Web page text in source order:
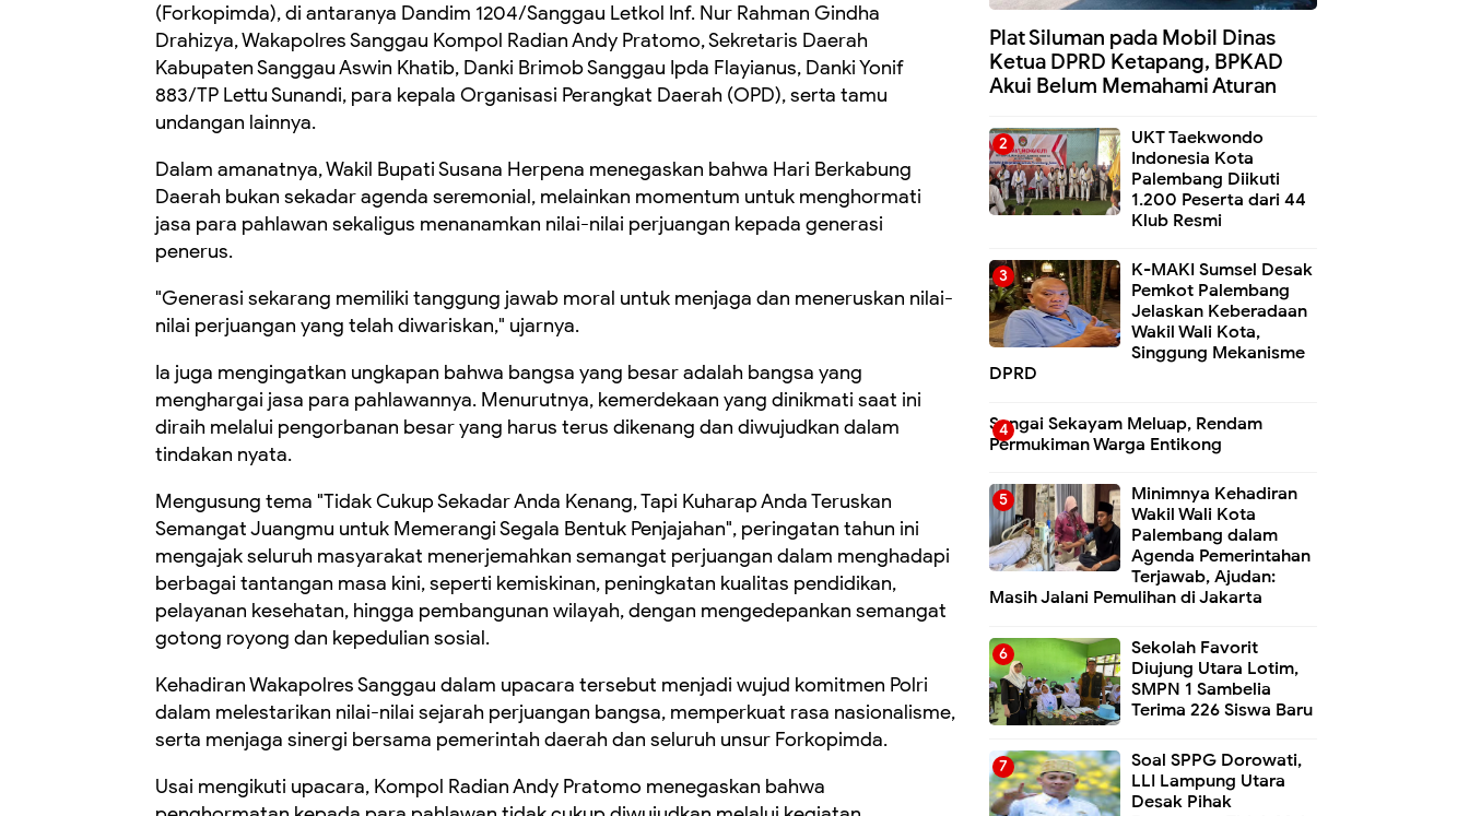
(Forkopimda), di antaranya Dandim 1204/Sanggau Letkol Inf. Nur Rahman Gindha
Drahizya, Wakapolres Sanggau Kompol Radian Andy Pratomo, Sekretaris Daerah
Kabupaten Sanggau Aswin Khatib, Danki Brimob Sanggau Ipda Flayianus, Danki Yonif
883/TP Lettu Sunandi, para kepala Organisasi Perangkat Daerah (OPD), serta tamu
undangan lainnya.
Dalam amanatnya, Wakil Bupati Susana Herpena menegaskan bahwa Hari Berkabung
Daerah bukan sekadar agenda seremonial, melainkan momentum untuk menghormati
jasa para pahlawan sekaligus menanamkan nilai-nilai perjuangan kepada generasi
penerus.
"Generasi sekarang memiliki tanggung jawab moral untuk menjaga dan meneruskan nilai-
nilai perjuangan yang telah diwariskan," ujarnya.
Ia juga mengingatkan ungkapan bahwa bangsa yang besar adalah bangsa yang
menghargai jasa para pahlawannya. Menurutnya, kemerdekaan yang dinikmati saat ini
diraih melalui pengorbanan besar yang harus terus dikenang dan diwujudkan dalam
tindakan nyata.
Mengusung tema "Tidak Cukup Sekadar Anda Kenang, Tapi Kuharap Anda Teruskan
Semangat Juangmu untuk Memerangi Segala Bentuk Penjajahan", peringatan tahun ini
mengajak seluruh masyarakat menerjemahkan semangat perjuangan dalam menghadapi
berbagai tantangan masa kini, seperti kemiskinan, peningkatan kualitas pendidikan,
pelayanan kesehatan, hingga pembangunan wilayah, dengan mengedepankan semangat
gotong royong dan kepedulian sosial.
Kehadiran Wakapolres Sanggau dalam upacara tersebut menjadi wujud komitmen Polri
dalam melestarikan nilai-nilai sejarah perjuangan bangsa, memperkuat rasa nasionalisme,
serta menjaga sinergi bersama pemerintah daerah dan seluruh unsur Forkopimda.
Usai mengikuti upacara, Kompol Radian Andy Pratomo menegaskan bahwa
Plat Siluman pada Mobil Dinas
Ketua DPRD Ketapang, BPKAD
Akui Belum Memahami Aturan
UKT Taekwondo
Indonesia Kota
Palembang Diikuti
1.200 Peserta dari 44
Klub Resmi
K-MAKI Sumsel Desak
Pemkot Palembang
Jelaskan Keberadaan
Wakil Wali Kota,
Singgung Mekanisme
DPRD
Sungai Sekayam Meluap, Rendam
Permukiman Warga Entikong
Minimnya Kehadiran
Wakil Wali Kota
Palembang dalam
Agenda Pemerintahan
Terjawab, Ajudan:
Masih Jalani Pemulihan di Jakarta
Sekolah Favorit
Diujung Utara Lotim,
SMPN 1 Sambelia
Terima 226 Siswa Baru ‎
Soal SPPG Dorowati,
LLI Lampung Utara
Desak Pihak